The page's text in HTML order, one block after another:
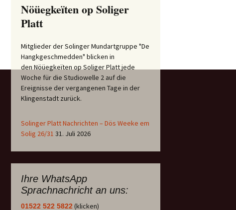
Nöüegkeïten op Soliger
Platt
Mitglieder der Solinger Mundartgruppe "De
Hangkgeschmedden" blicken in
den Nöüegkeïten op Soliger Platt jede
Woche für die Studiowelle 2 auf die
Ereignisse der vergangenen Tage in der
Klingenstadt zurück.
Solinger Platt Nachrichten – Dös Weeke em
Solig 26/31 31. Juli 2026
Ihre WhatsApp
Sprachnachricht an uns:
01522 522 5822 (klicken)